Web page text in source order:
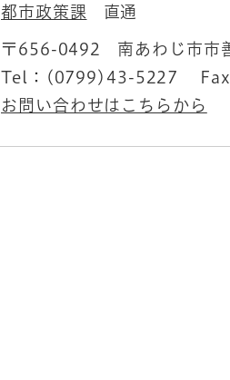
都市政策課 直通
〒656-0492
南あわじ市市
Tel：(0799)43-5227
お問い合わせはこちらから